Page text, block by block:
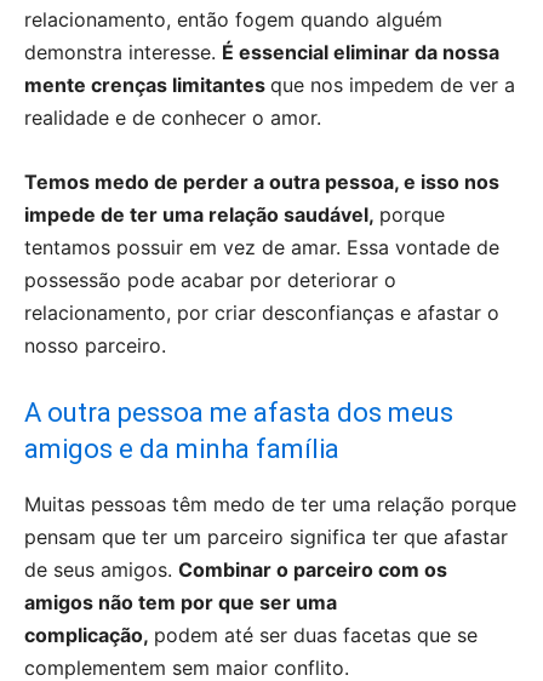
relacionamento, então fogem quando alguém
demonstra interesse. É essencial eliminar da nossa
mente crenças limitantes que nos impedem de ver a
realidade e de conhecer o amor.
Temos medo de perder a outra pessoa, e isso nos
impede de ter uma relação saudável, porque
tentamos possuir em vez de amar. Essa vontade de
possessão pode acabar por deteriorar o
relacionamento, por criar desconfianças e afastar o
nosso parceiro.
A outra pessoa me afasta dos meus
amigos e da minha família
Muitas pessoas têm medo de ter uma relação porque
pensam que ter um parceiro significa ter que afastar
de seus amigos. Combinar o parceiro com os
amigos não tem por que ser uma
complicação, podem até ser duas facetas que se
complementem sem maior conflito.